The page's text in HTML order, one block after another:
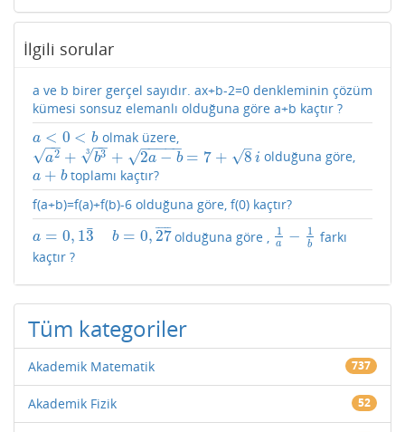
İlgili sorular
a ve b birer gerçel sayıdır. ax+b-2=0 denkleminin çözüm
kümesi sonsuz elemanlı olduğuna göre a+b kaçtır ?
a < 0 < b
a<0< b olmak üzere,
a2
−−
√ + b3
−
−
√
3 + 2a − b
− −
−−−
√ = 7 + 8
–
√ i
a2+b 33 +2a− b=7 +8i olduğuna göre,
a + b
a+b
toplamı kaçtır?
f(a+b)=f(a)+f(b)-6 olduğuna göre, f(0) kaçtır?
a = 0, 13
¯
a=0, 13¯ b = 0, 27
¯ ¯
¯¯¯
0, 27 ¯ olduğuna göre , 1
a − 1
b
1a −1 b farkı
kaçtır ?
Tüm kategoriler
Akademik Matematik 737
Akademik Fizik 52